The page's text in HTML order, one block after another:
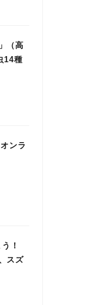
（高
14種
ンラ
！
スズ